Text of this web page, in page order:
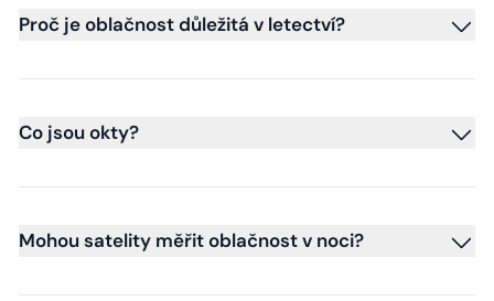
Proč je oblačnost důležitá v letectví?
Co jsou okty?
Mohou satelity měřit oblačnost v noci?